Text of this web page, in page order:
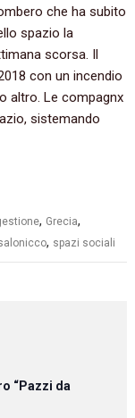
che ha subito
spazio la
scorsa. Il
con un incendio
altro. Le compagnx
sistemando
, Grecia,
, spazi sociali
“Pazzi da